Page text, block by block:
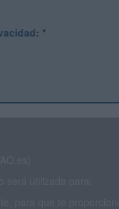
: *